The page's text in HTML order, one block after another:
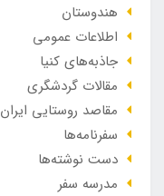
هندوستان
اطلاعات عمومی
جاذبه‌های کنیا
مقالات گردشگری
مقاصد روستایی ایران
سفرنامه‌ها
دست نوشته‌ها
مدرسه سفر